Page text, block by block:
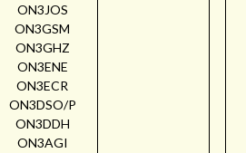
ON3JOS
ON3GSM
ON3GHZ
ON3ENE
ON3ECR
ON3DSO/P
ON3DDH
ON3AGI